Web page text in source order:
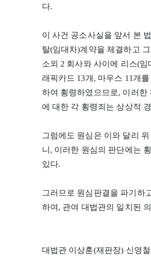
다.
이 사건 공소사실을 앞서 본
탈(임대차)계약을 체결하고
소외 2 회사와 사이에 리스(
래픽카드 13개, 마우스 11개
하여 횡령하였으므로, 이러한
에 대한 각 횡령죄는 상상적
그럼에도 원심은 이와 달리
니, 이러한 원심의 판단에는
있다.
그러므로 원심판결을 파기하
하여, 관여 대법관의 일치된
대법관 이상훈(재판장) 신영